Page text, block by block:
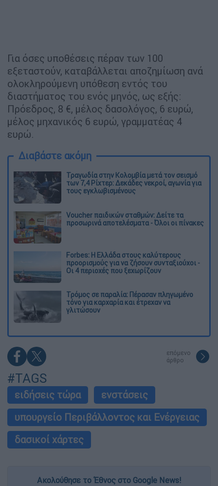
Για όσες υποθέσεις πέραν των 100
εξεταστούν, καταβάλλεται αποζημίωση ανά
ολοκληρούμενη υπόθεση εντός του
διαστήματος του ενός μηνός, ως εξής:
Πρόεδρος, 8 €, μέλος δασολόγος, 6 ευρώ,
μέλος μηχανικός 6 ευρώ, γραμματέας 4
ευρώ.
Διαβάστε ακόμη
Τραγωδία στην Κολομβία μετά τον σεισμό
των 7,4 Ρίχτερ: Δεκάδες νεκροί, αγωνία για
τους εγκλωβισμένους
Voucher παιδικών σταθμών: Δείτε τα
προσωρινά αποτελέσματα - Όλοι οι πίνακες
Forbes: Η Ελλάδα στους καλύτερους
προορισμούς για να ζήσουν συνταξιούχοι -
Οι 4 περιοχές που ξεχωρίζουν
Τρόμος σε παραλία: Πέρασαν πληγωμένο
τόνο για καρχαρία και έτρεχαν να
γλιτώσουν
επόμενο
άρθρο
#TAGS
ειδήσεις τώρα
ενστάσεις
υπουργείο Περιβάλλοντος και Ενέργειας
δασικοί χάρτες
Ακολούθησε το Έθνος στο Google News!